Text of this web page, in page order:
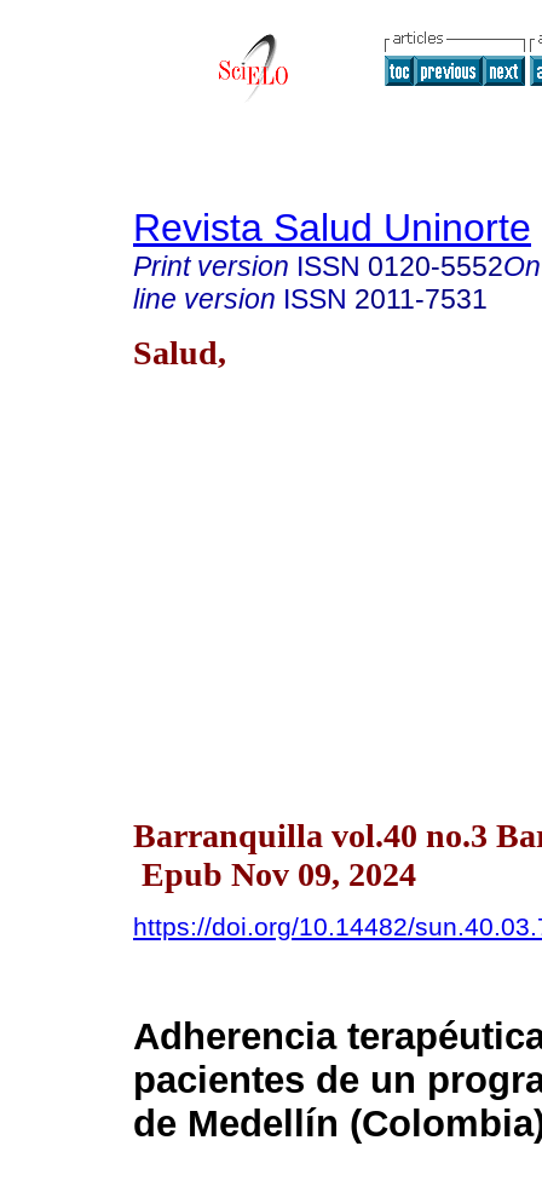
Revista Salud Uninorte
Print version ISSN 0120-5552
line version ISSN 2011-7531
Salud,
Barranquilla vol.40 no.3
Epub Nov 09, 2024
https://doi.org/10.14482/
Adherencia
pacientes de un
de Medellín